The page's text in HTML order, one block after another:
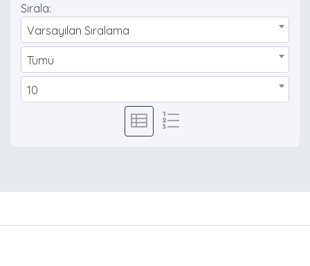
Sırala:
Varsayılan Sıralama
Tümü
10